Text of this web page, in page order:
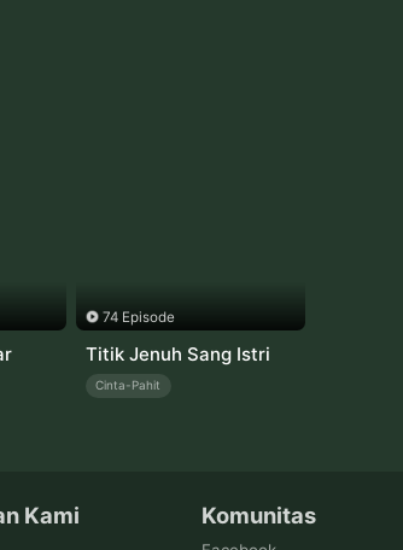
74 Episode
Titik Jenuh Sang Istri
Cinta-Pahit
Kami Komunitas